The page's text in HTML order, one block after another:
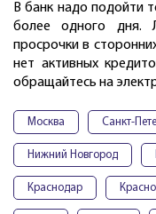
В банк надо подойти
более одного дня.
просрочки в
нет активных
обращайтесь на
Москва Санкт-
Нижний Новгород
Краснодар